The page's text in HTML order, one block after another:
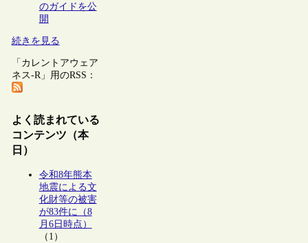
のガイドを公
開
続きを見る
「カレントアウェア
ネス-R」用のRSS：
よく読まれている
コンテンツ（本
日）
令和8年熊本
地震による文
化財等の被害
が83件に（8
月6日時点）
（1）